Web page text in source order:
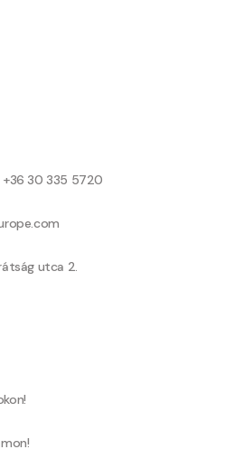
30 335 5720
utca 2.